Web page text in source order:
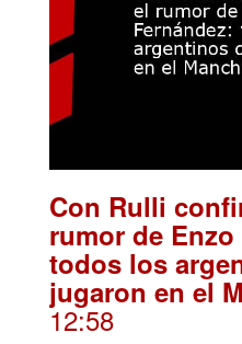
Con Rulli
rumor de
todos los
jugaron en el
12:58